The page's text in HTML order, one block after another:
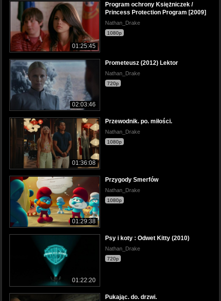
01:25:45
Program ochrony Księżniczek /
Princess Protection Program [2009]
Nathan_Drake
1080p
02:03:46
Prometeusz (2012) Lektor
Nathan_Drake
720p
01:36:08
Przewodnik. po. miłości.
Nathan_Drake
1080p
01:29:38
Przygody Smerfów
Nathan_Drake
1080p
01:22:20
Psy i koty : Odwet Kitty (2010)
Nathan_Drake
720p
Pukając. do. drzwi.